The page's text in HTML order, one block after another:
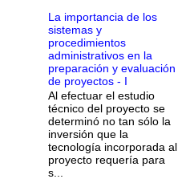
La importancia de los
sistemas y
procedimientos
administrativos en la
preparación y evaluación
de proyectos - I
Al efectuar el estudio
técnico del proyecto se
determinó no tan sólo la
inversión que la
tecnología incorporada al
proyecto requería para
s...